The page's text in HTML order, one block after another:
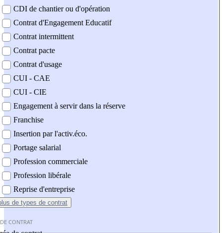
CDI de chantier ou d'opération
Contrat d'Engagement Educatif
Contrat intermittent
Contrat pacte
Contrat d'usage
CUI - CAE
CUI - CIE
Engagement à servir dans la réserve
Franchise
Insertion par l'activ.éco.
Portage salarial
Profession commerciale
Profession libérale
Reprise d'entreprise
de types de contrat
CONTRAT